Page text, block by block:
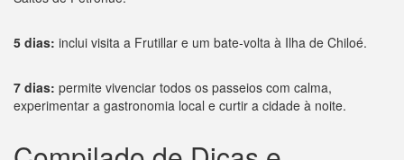
5 dias: inclui visita a Frutillar e um bate-volta à Ilha de Chiloé.
7 dias: permite vivenciar todos os passeios com calma,
experimentar a gastronomia local e curtir a cidade à noite.